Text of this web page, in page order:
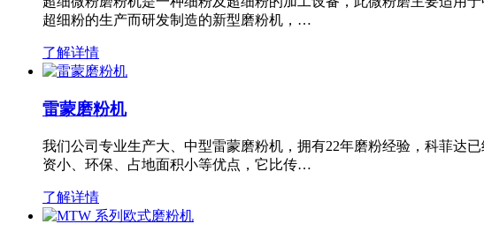
超细粉的生产而研发制造的新型磨粉机，…
了解详情
雷蒙磨粉机
我们公司专业生产大、中型雷蒙磨粉机，拥有22年磨粉经验，科菲达
资小、环保、占地面积小等优点，它比传…
了解详情